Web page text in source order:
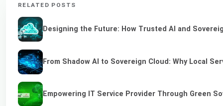
RELATED POSTS
Designing the Future: How Trusted AI and
From Shadow AI to Sovereign Cloud: Why Local
Empowering IT Service Provider Through Green